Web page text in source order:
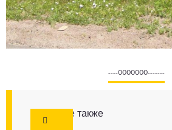
----0000000-------
Смотрите также